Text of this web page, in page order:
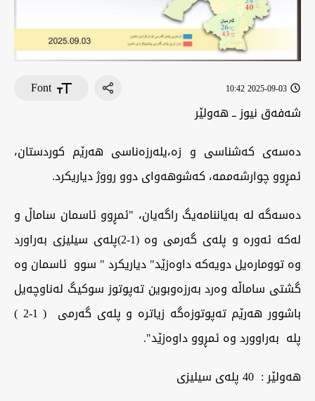
2025-09-03 10:42
Font
شەفەق نیوز ــ هەولێر
دەسەی کەشناسی و زە،یلەرزەناسی هەرێم کوردستان،
ئمڕوو چوارشەممە، کەشوهەوای دوو رووژ دیاریکرد.
دەسەگە لە بەیاننامەیگ راگەیان، "ئمڕوو ئاسمان ساماڵ و
لەکە ئەورە و پلەی گەرمی وە (1-2)پلەى سیلیزى بەراورد
وە توومارەیل دویەکە داوەزێد" دیاریکرد " سوو ئاسمان وە
گشتی ساماڵە وەرد بەرزەوبوین تەپوتوز سوکیگ لەناوچەیل
باشوور هەرێم تەپوتوزەگە زیاترە و پلەی گەرمی ( 1-2 )
پلە بەراوورد وە ئمڕوو داوەزێد".
هەولێر : 40 پلەی سیلیزی